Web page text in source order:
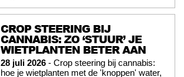
CROP STEERING BIJ
CANNABIS: ZO ‘STUUR’ JE
WIETPLANTEN BETER AAN
28 juli 2026 - Crop steering bij cannabis:
hoe je wietplanten met de 'knoppen' water,